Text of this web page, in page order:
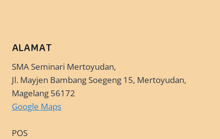
ALAMAT
SMA Seminari Mertoyudan,
Jl. Mayjen Bambang Soegeng 15, Mertoyudan,
Magelang 56172
Google Maps
POS